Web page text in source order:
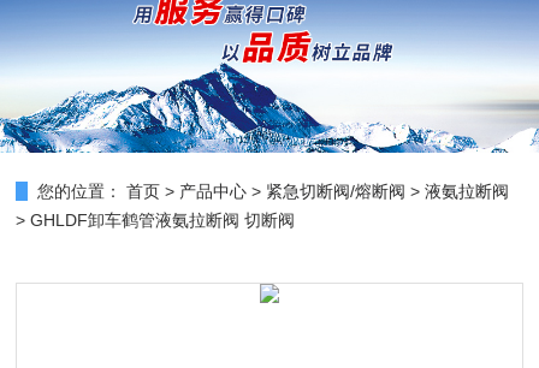
您的位置： 首页 > 产品中心 > 紧急切断阀/熔断阀 >液氨拉断阀
> GHLDF卸车鹤管液氨拉断阀 切断阀